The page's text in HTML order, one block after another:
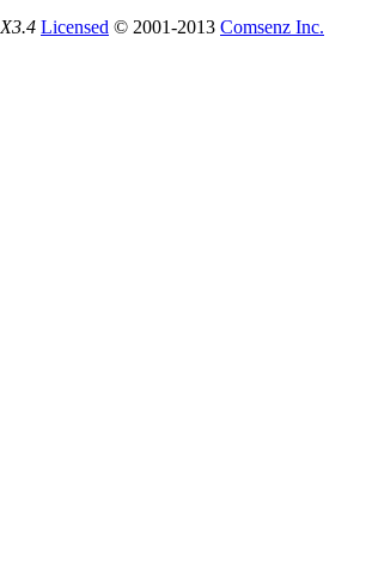
X3.4 Licensed © 2001-2013 Comsenz Inc.